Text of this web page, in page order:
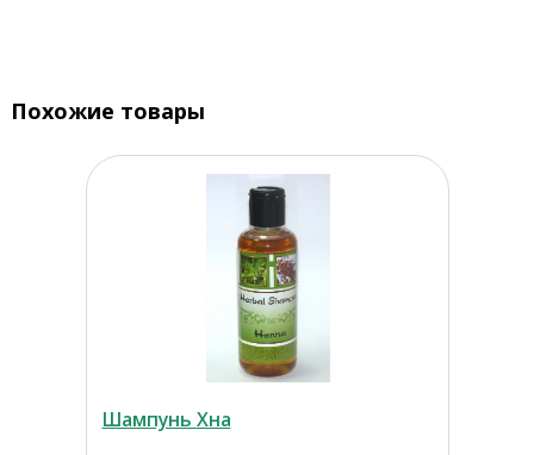
Похожие товары
Шампунь Хна